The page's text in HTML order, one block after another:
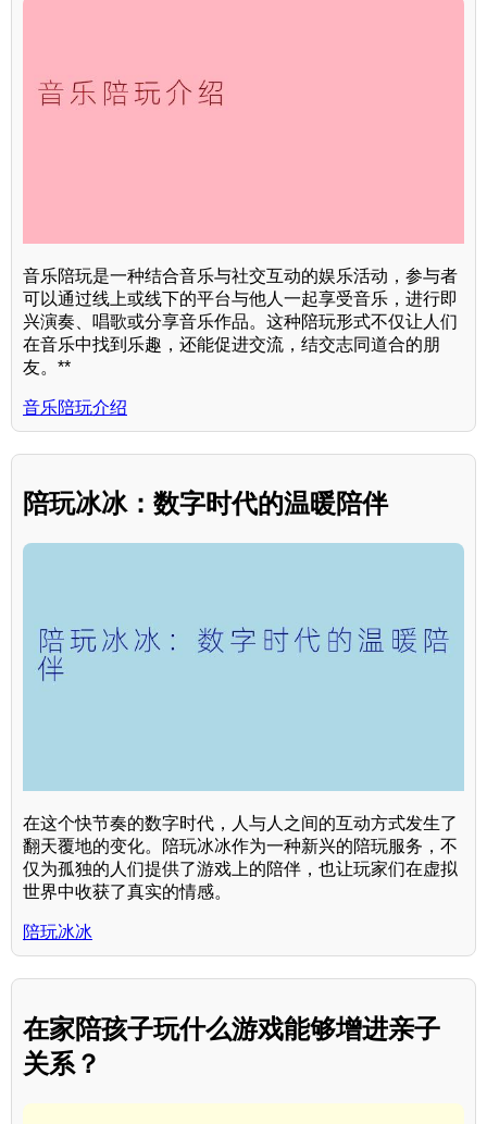
音乐陪玩是一种结合音乐与社交互动的娱乐活动，参与者
可以通过线上或线下的平台与他人一起享受音乐，进行即
兴演奏、唱歌或分享音乐作品。这种陪玩形式不仅让人们
在音乐中找到乐趣，还能促进交流，结交志同道合的朋
友。**
音乐陪玩介绍
陪玩冰冰：数字时代的温暖陪伴
在这个快节奏的数字时代，人与人之间的互动方式发生了
翻天覆地的变化。陪玩冰冰作为一种新兴的陪玩服务，不
仅为孤独的人们提供了游戏上的陪伴，也让玩家们在虚拟
世界中收获了真实的情感。
陪玩冰冰
在家陪孩子玩什么游戏能够增进亲子
关系？